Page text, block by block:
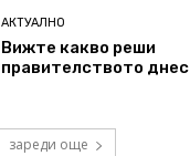
АКТУАЛНО
Вижте какво реши
правителството днес
зареди още